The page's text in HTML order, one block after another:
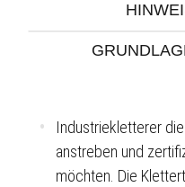
Industriekletterer
anstreben und
möchten. Die